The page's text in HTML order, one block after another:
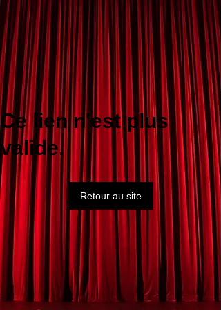
Ce lien n'est plus
valide.
Retour au site